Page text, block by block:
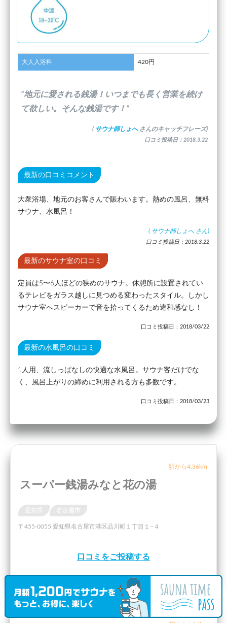
大人入浴料 420円
”地元に愛される銭湯！いつまでも長く営業を続け
て欲しい。そんな銭湯です！”
( サウナ師しょへ さんのキャッチフレーズ)
口コミ投稿日：2018.3.22
最新の口コミコメント
大衆浴場、地元のお客さんで賑わいます。熱めの風呂、無料
サウナ、水風呂！
( サウナ師しょへ さん)
口コミ投稿日：2018.3.22
最新のサウナ室の口コミ
定員は5〜6人ほどの狭めのサウナ。休憩所に設置されてい
るテレビをガラス越しに見つめる変わったスタイル。しかし
サウナ室へスピーカーで音を拾ってくるため違和感なし！
口コミ投稿日：2018/03/22
最新の水風呂の口コミ
1人用、流しっぱなしの快適な水風呂。サウナ客だけでな
く、風呂上がりの締めに利用される方も多数です。
口コミ投稿日：2018/03/23
駅から4.36km
スーパー銭湯みなと花の湯
名古屋市
〒455-0055 愛知県名古屋市港区品川町１丁目１−４
口コミをご投稿する